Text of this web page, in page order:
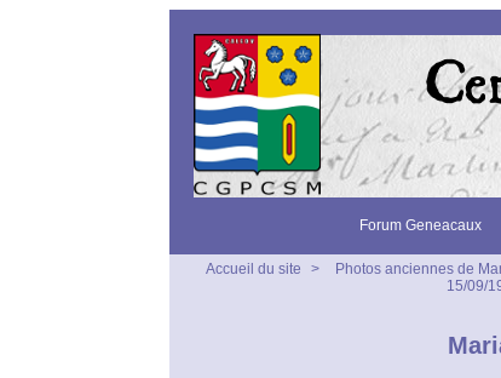
Forum Geneacaux
Accueil du site > Photos anciennes de
15/09/